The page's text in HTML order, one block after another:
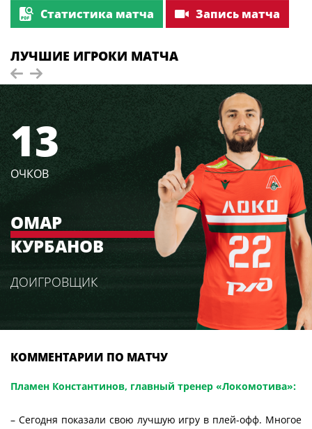
Статистика матча Запись матча
ЛУЧШИЕ ИГРОКИ МАТЧА
13
ОЧКОВ
ОМАР
КУРБАНОВ
ДОИГРОВЩИК
КОММЕНТАРИИ ПО МАТЧУ
Пламен Константинов, главный тренер «Локомотива»:
– Сегодня показали свою лучшую игру в плей-офф. Многое